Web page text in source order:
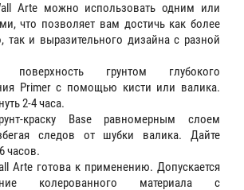
Arte можно использовать одним или
что позволяет вам достичь как более
так и выразительного дизайна с разной
поверхность грунтом глубокого
Primer с помощью кисти или валика.
2-4 часа.
краску Base равномерным слоем
следов от шубки валика. Дайте
часов.
Arte готова к применению. Допускается
колерованного материала с